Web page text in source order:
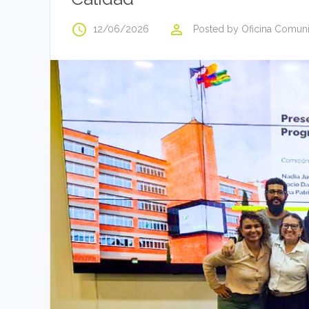
access_time 12/06/2026 perm_identity Posted by Oficina